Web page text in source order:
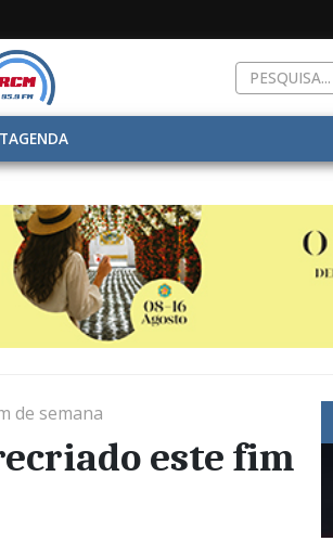
AGENDA
de semana
este fim